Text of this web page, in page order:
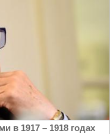
в 1917 – 1918 годах